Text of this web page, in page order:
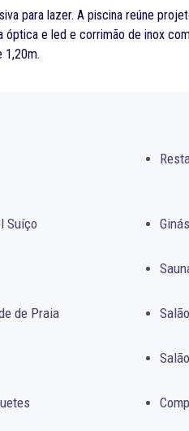
para lazer. A piscina reúne
óptica e led e corrimão de inox
1,20m.
Suíço
de Praia